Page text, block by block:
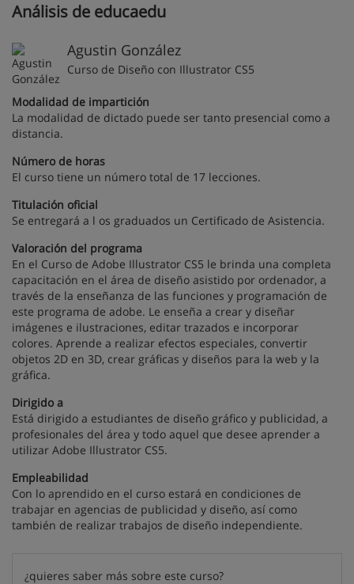
Análisis de educaedu
Agustin González
Curso de Diseño con Illustrator CS5
Modalidad de impartición
La modalidad de dictado puede ser tanto presencial como a
distancia.
Número de horas
El curso tiene un número total de 17 lecciones.
Titulación oficial
Se entregará a l os graduados un Certificado de Asistencia.
Valoración del programa
En el Curso de Adobe Illustrator CS5 le brinda una completa
capacitación en el área de diseño asistido por ordenador, a
través de la enseñanza de las funciones y programación de
este programa de adobe. Le enseña a crear y diseñar
imágenes e ilustraciones, editar trazados e incorporar
colores. Aprende a realizar efectos especiales, convertir
objetos 2D en 3D, crear gráficas y diseños para la web y la
gráfica.
Dirigido a
Está dirigido a estudiantes de diseño gráfico y publicidad, a
profesionales del área y todo aquel que desee aprender a
utilizar Adobe Illustrator CS5.
Empleabilidad
Con lo aprendido en el curso estará en condiciones de
trabajar en agencias de publicidad y diseño, así como
también de realizar trabajos de diseño independiente.
¿quieres saber más sobre este curso?